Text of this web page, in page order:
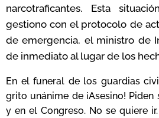
narcotraficantes. Esta
gestiono con el protocolo de
de emergencia, el ministro de
de inmediato al lugar de los
En el funeral de los guardias
grito unánime de ¡Asesino!
y en el Congreso. No se quiere